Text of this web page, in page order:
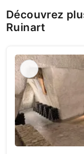
Découvrez
Ruinart